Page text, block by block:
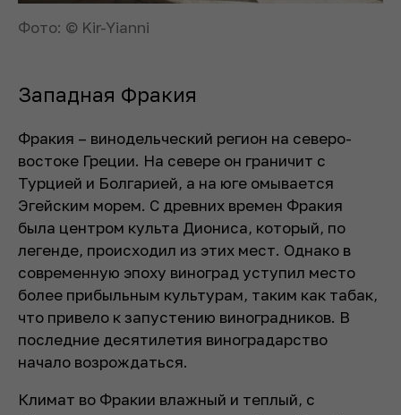
Фото: © Kir-Yianni
Западная Фракия
Фракия – винодельческий регион на северо-
востоке Греции. На севере он граничит с
Турцией и Болгарией, а на юге омывается
Эгейским морем. С древних времен Фракия
была центром культа Диониса, который, по
легенде, происходил из этих мест. Однако в
современную эпоху виноград уступил место
более прибыльным культурам, таким как табак,
что привело к запустению виноградников. В
последние десятилетия виноградарство
начало возрождаться.
Климат во Фракии влажный и теплый, с